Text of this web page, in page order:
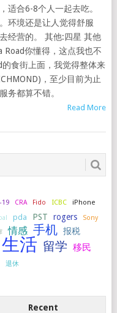
适合6-8个人一起去吃。
环境还是让人觉得舒服
经营的。 其他:四星 其他
Road你懂得，这点我也不
食街上面，我觉得整体来
，至少目前为止
务都算不错。
Read More
19 CRA Fido ICBC iPhone
pda PST rogers
Sony
情感 手机 报税
生活 留学 移民
退休
Recent